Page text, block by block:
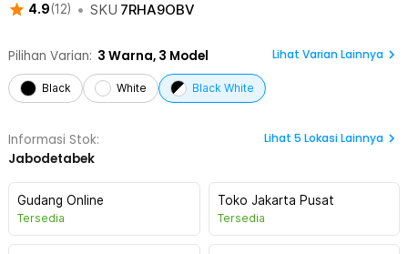
4.9(12) • SKU 7RHA9OBV
Pilihan Varian: 3 Warna, 3 Model Lihat Varian Lainnya
Black White Black White
Informasi Stok:
Jabodetabek
Lihat 5 Lokasi Lainnya
Gudang Online
Tersedia
Toko Jakarta Pusat
Tersedia